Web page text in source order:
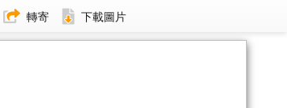
轉寄 下載圖片